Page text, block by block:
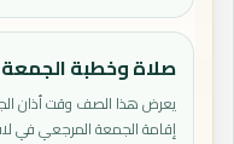
صلاة وخطبة الجمعة
يعرض هذا الصف وقت أذان
إقامة الجمعة المرجعي في